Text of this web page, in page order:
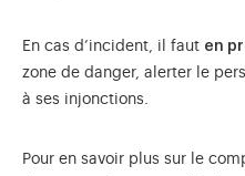
En cas d’incident, il faut en
zone de danger, alerter le
à ses injonctions.
Pour en savoir plus sur le